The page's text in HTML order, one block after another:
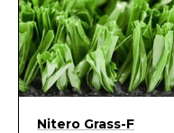
Nitero Grass-F